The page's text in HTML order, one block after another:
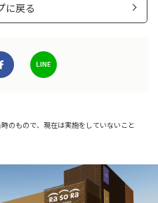
に戻る
のもので、現在は実施をしていないこと